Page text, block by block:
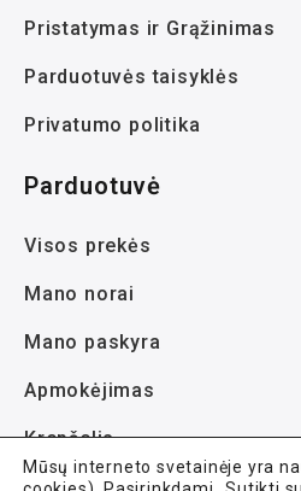
Pristatymas ir Grąžinimas
Parduotuvės taisyklės
Privatumo politika
Parduotuvė
Visos prekės
Mano norai
Mano paskyra
Apmokėjimas
Krepšelis
Mūsų interneto svetainėje yra